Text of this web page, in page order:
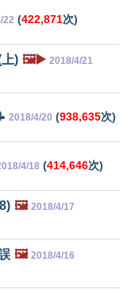
22 (422,871次)
) 🖼️▶️ 2018/4/21
2018/4/20 (938,635次)
4/18 (414,646次)
🖼️ 2018/4/17
🖼️ 2018/4/16